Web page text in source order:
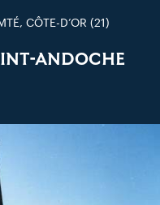
CÔTE-D’OR (21)
ANDOCHE